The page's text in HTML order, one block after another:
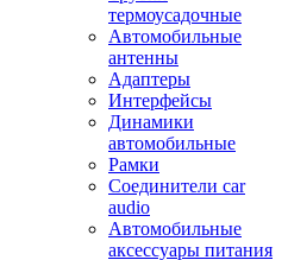
термоусадочные
Автомобильные
антенны
Адаптеры
Интерфейсы
Динамики
автомобильные
Рамки
Соединители car
audio
Автомобильные
аксессуары питания